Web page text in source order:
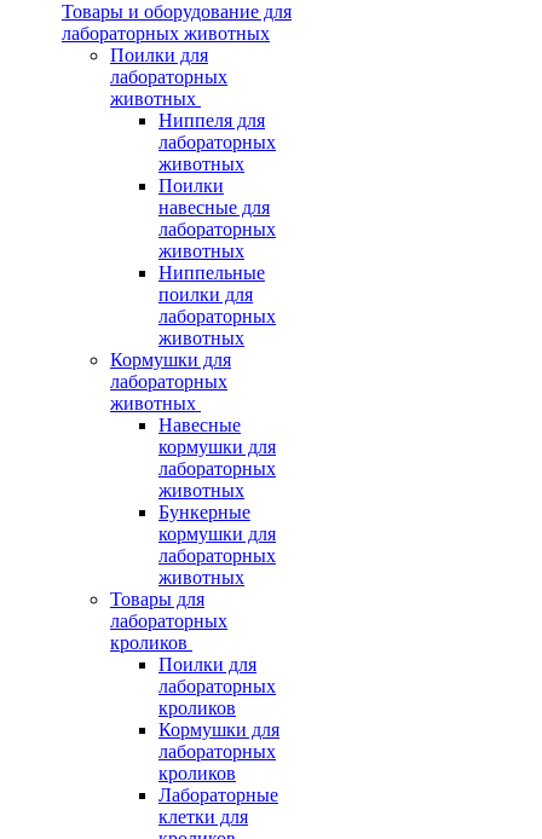
Товары и оборудование для
лабораторных животных
Поилки для
лабораторных
животных
Ниппеля для
лабораторных
животных
Поилки
навесные для
лабораторных
животных
Ниппельные
поилки для
лабораторных
животных
Кормушки для
лабораторных
животных
Навесные
кормушки для
лабораторных
животных
Бункерные
кормушки для
лабораторных
животных
Товары для
лабораторных
кроликов
Поилки для
лабораторных
кроликов
Кормушки для
лабораторных
кроликов
Лабораторные
клетки для